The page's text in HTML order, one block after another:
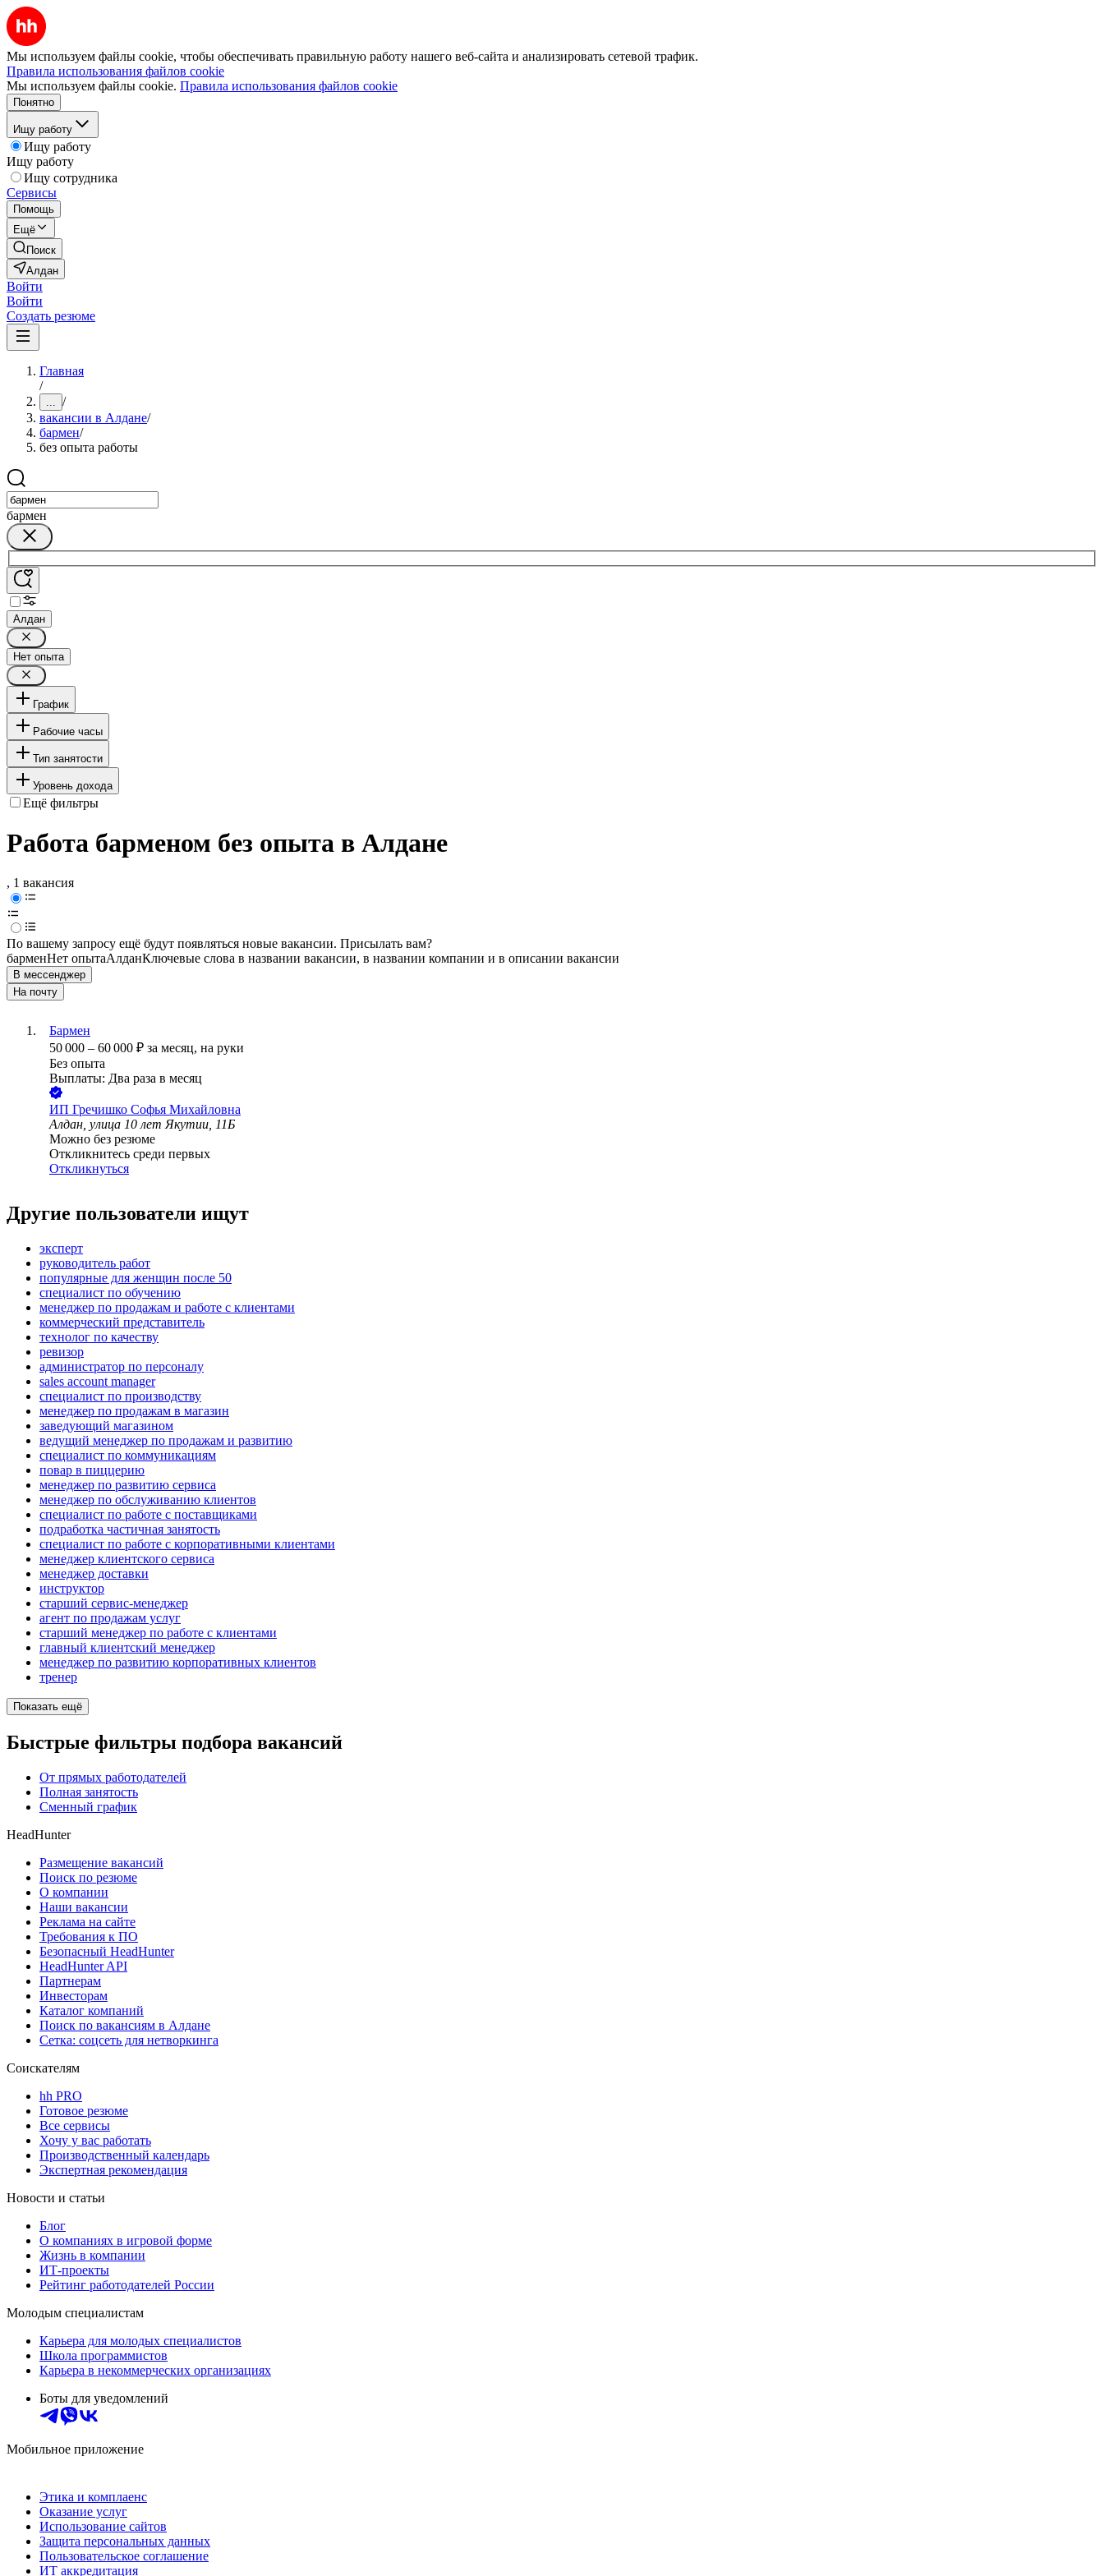
Мы используем файлы cookie, чтобы обеспечивать правильную работу нашего веб-сайта и анализировать сетевой трафик.
Правила использования файлов cookie
Мы используем файлы cookie. Правила использования файлов cookie
Понятно
Ищу работу
Ищу работу
Ищу работу
Ищу сотрудника
Сервисы
Помощь
Ещё
Поиск
Алдан
Войти
Войти
Создать резюме
Главная
/
... /
вакансии в Алдане/
бармен/
без опыта работы
бармен
Алдан
Нет опыта
График
Рабочие часы
Тип занятости
Уровень дохода
Ещё фильтры
Работа барменом без опыта в Алдане
, 1 вакансия
По вашему запросу ещё будут появляться новые вакансии. Присылать вам?
барменНет опытаАлданКлючевые слова в названии вакансии, в названии компании и в описании вакансии
В мессенджер
На почту
Бармен
50 000 – 60 000 ₽ за месяц, на руки
Без опыта
Выплаты: Два раза в месяц
ИП Гречишко Софья Михайловна
Алдан, улица 10 лет Якутии, 11Б
Можно без резюме
Откликнитесь среди первых
Откликнуться
Другие пользователи ищут
эксперт
руководитель работ
популярные для женщин после 50
специалист по обучению
менеджер по продажам и работе с клиентами
коммерческий представитель
технолог по качеству
ревизор
администратор по персоналу
sales account manager
специалист по производству
менеджер по продажам в магазин
заведующий магазином
ведущий менеджер по продажам и развитию
специалист по коммуникациям
повар в пиццерию
менеджер по развитию сервиса
менеджер по обслуживанию клиентов
специалист по работе с поставщиками
подработка частичная занятость
специалист по работе с корпоративными клиентами
менеджер клиентского сервиса
менеджер доставки
инструктор
старший сервис-менеджер
агент по продажам услуг
старший менеджер по работе с клиентами
главный клиентский менеджер
менеджер по развитию корпоративных клиентов
тренер
Показать ещё
Быстрые фильтры подбора вакансий
От прямых работодателей
Полная занятость
Сменный график
HeadHunter
Размещение вакансий
Поиск по резюме
О компании
Наши вакансии
Реклама на сайте
Требования к ПО
Безопасный HeadHunter
HeadHunter API
Партнерам
Инвесторам
Каталог компаний
Поиск по вакансиям в Алдане
Сетка: соцсеть для нетворкинга
Соискателям
hh PRO
Готовое резюме
Все сервисы
Хочу у вас работать
Производственный календарь
Экспертная рекомендация
Новости и статьи
Блог
О компаниях в игровой форме
Жизнь в компании
ИТ-проекты
Рейтинг работодателей России
Молодым специалистам
Карьера для молодых специалистов
Школа программистов
Карьера в некоммерческих организациях
Боты для уведомлений
Мобильное приложение
Этика и комплаенс
Оказание услуг
Использование сайтов
Защита персональных данных
Пользовательское соглашение
ИТ аккредитация